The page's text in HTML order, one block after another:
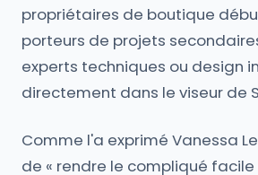
propriétaires de boutique
porteurs de projets
experts techniques ou design
directement dans le viseur de
Comme l'a exprimé Vanessa
de « rendre le compliqué